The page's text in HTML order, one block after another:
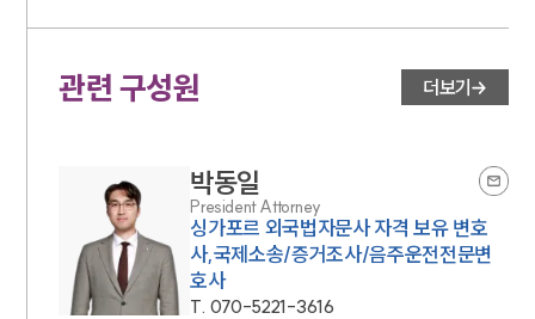
관련 구성원 더보기
박동일
President Attorney
싱가포르 외국법자문사 자격 보유 변호
사,국제소송/증거조사/음주운전전문변
호사
T. 070-5221-3616